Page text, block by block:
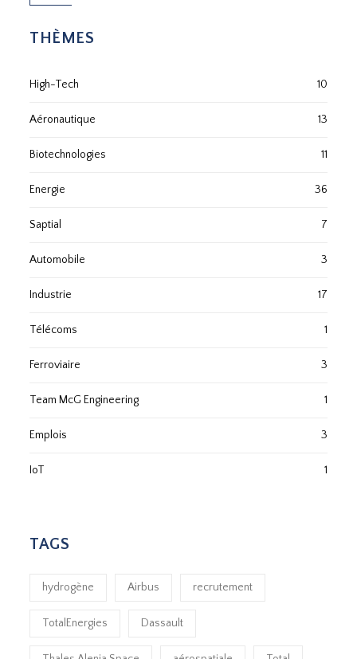
THÈMES
High-Tech 10
Aéronautique 13
Biotechnologies 11
Energie 36
Saptial 7
Automobile 3
Industrie 17
Télécoms 1
Ferroviaire 3
Team McG Engineering 1
Emplois 3
IoT 1
TAGS
hydrogène Airbus recrutement
TotalEnergies Dassault